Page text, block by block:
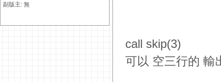
副版主: 無
call skip(3)
可以 空三行的 輸